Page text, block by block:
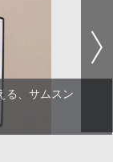
る、サムスン